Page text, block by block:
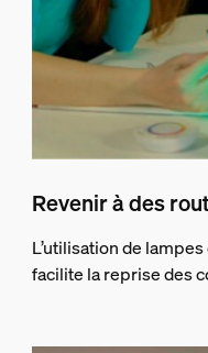
Revenir à des
L’utilisation de
facilite la reprise des